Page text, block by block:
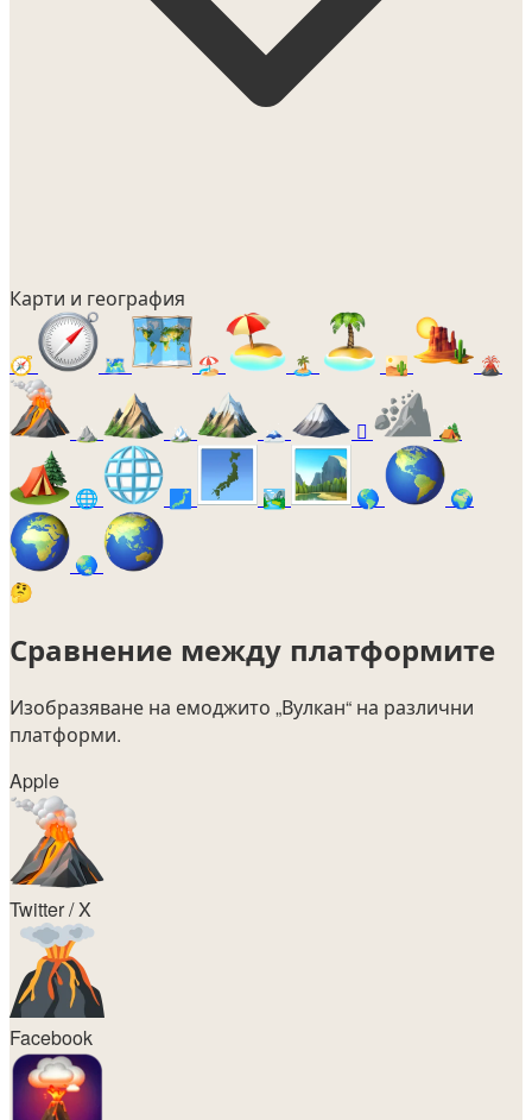
Карти и география
🧭 🗺️ 🏖️ 🏝️ 🏜️ 🌋
⛰️ 🏔️ 🗻 🛘 🏕️
🌐 🗾 🏞️ 🌎 🌍
🌏
🤔
Сравнение между платформите
Изобразяване на емоджито „Вулкан“ на различни
платформи.
Apple
Twitter / X
Facebook